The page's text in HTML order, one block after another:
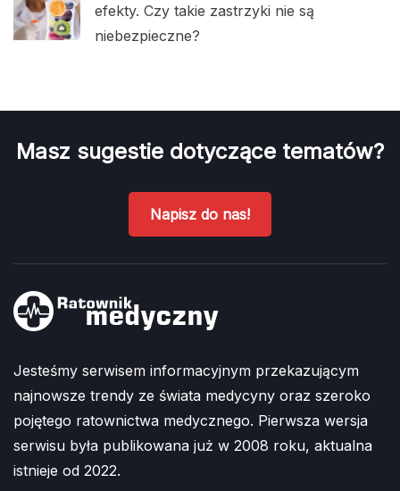
efekty. Czy takie zastrzyki nie są
niebezpieczne?
Masz sugestie dotyczące tematów?
Napisz do nas!
Jesteśmy serwisem informacyjnym przekazującym
najnowsze trendy ze świata medycyny oraz szeroko
pojętego ratownictwa medycznego. Pierwsza wersja
serwisu była publikowana już w 2008 roku, aktualna
istnieje od 2022.